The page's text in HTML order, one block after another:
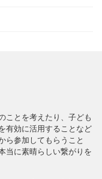
ことを考えたり、子ども
有効に活用することなど
ら参加してもらうこと
当に素晴らしい繋がりを